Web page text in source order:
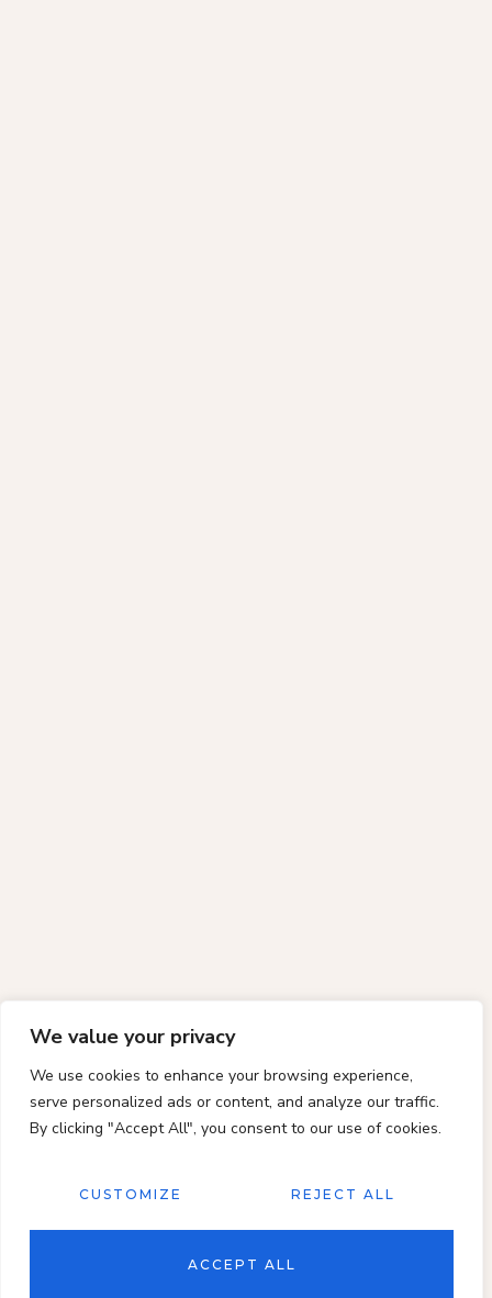
We value your privacy
We use cookies to enhance your browsing experience,
serve personalized ads or content, and analyze our traffic.
By clicking "Accept All", you consent to our use of cookies.
CUSTOMIZE REJECT ALL
ACCEPT ALL